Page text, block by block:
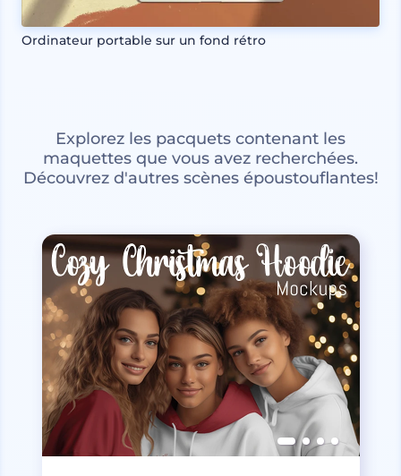
Ordinateur portable sur un fond rétro
Explorez les pacquets contenant les
maquettes que vous avez recherchées.
Découvrez d'autres scènes époustouflantes!